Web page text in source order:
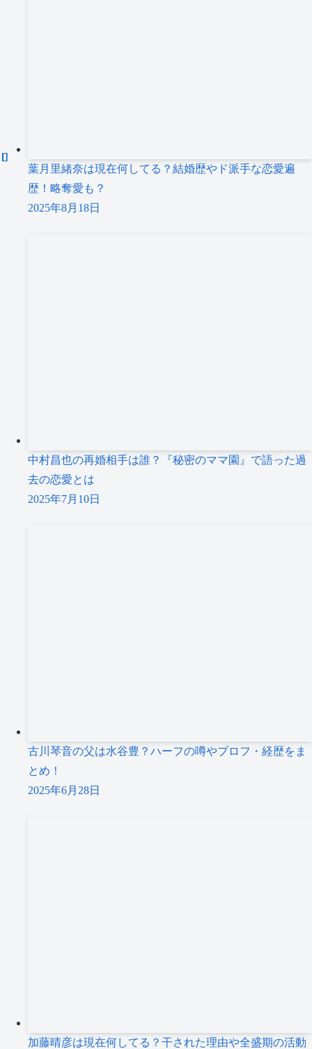
葉月里緒奈は現在何してる？結婚歴やド派手な恋愛遍
歴！略奪愛も？
2025年8月18日
中村昌也の再婚相手は誰？『秘密のママ園』で語った過
去の恋愛とは
2025年7月10日
古川琴音の父は水谷豊？ハーフの噂やプロフ・経歴をま
とめ！
2025年6月28日
加藤晴彦は現在何してる？干された理由や全盛期の活動